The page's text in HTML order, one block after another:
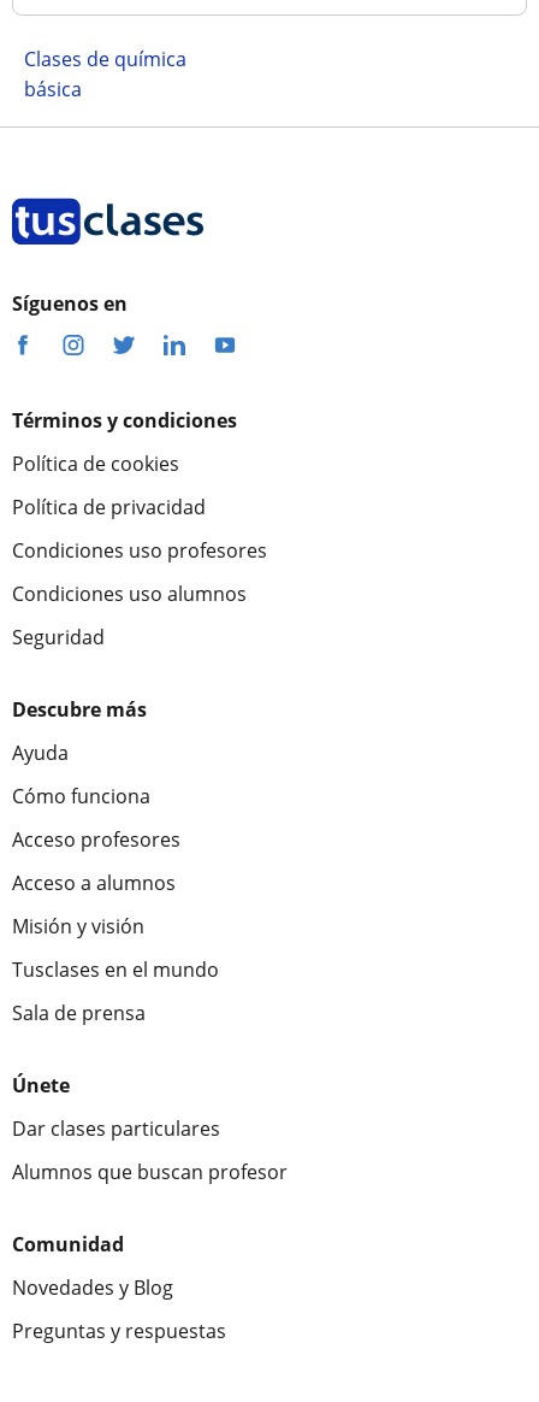
Clases de química
básica
Síguenos en
Términos y condiciones
Política de cookies
Política de privacidad
Condiciones uso profesores
Condiciones uso alumnos
Seguridad
Descubre más
Ayuda
Cómo funciona
Acceso profesores
Acceso a alumnos
Misión y visión
Tusclases en el mundo
Sala de prensa
Únete
Dar clases particulares
Alumnos que buscan profesor
Comunidad
Novedades y Blog
Preguntas y respuestas